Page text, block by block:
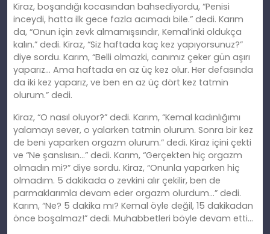
Kiraz, boşandığı kocasından bahsediyordu, “Penisi
inceydi, hatta ilk gece fazla acımadı bile.” dedi. Karım
da, “Onun için zevk almamışsındır, Kemal’inki oldukça
kalın.” dedi. Kiraz, “Siz haftada kaç kez yapıyorsunuz?”
diye sordu. Karım, “Belli olmazki, canımız çeker gün aşırı
yaparız… Ama haftada en az üç kez olur. Her defasında
da iki kez yaparız, ve ben en az üç dört kez tatmin
olurum.” dedi.
Kiraz, “O nasıl oluyor?” dedi. Karım, “Kemal kadınlığımı
yalamayı sever, o yalarken tatmin olurum. Sonra bir kez
de beni yaparken orgazm olurum.” dedi. Kiraz içini çekti
ve “Ne şanslısın…” dedi. Karım, “Gerçekten hiç orgazm
olmadın mi?” diye sordu. Kiraz, “Onunla yaparken hiç
olmadım. 5 dakikada o zevkini alır çekilir, ben de
parmaklarımla devam eder orgazm olurdum…” dedi.
Karım, “Ne? 5 dakika mı? Kemal öyle değil, 15 dakikadan
önce boşalmaz!” dedi. Muhabbetleri böyle devam etti…